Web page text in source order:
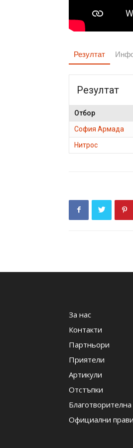
Резултат
Резултат
Отбор
София Армада
Нитрос
За нас
Контакти
Партньори
Приятели
Артикули
Отстъпки
Официални